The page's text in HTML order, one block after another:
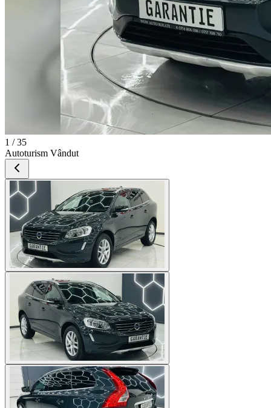
1 / 35
Autoturism Vândut